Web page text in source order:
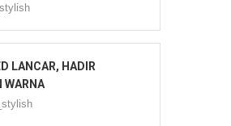
LANCAR, HADIR
WARNA